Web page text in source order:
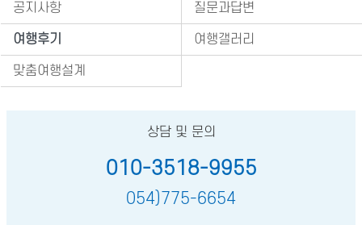
공지사항 질문과답변
여행후기 여행갤러리
맞춤여행설계
상담 및 문의
010-3518-9955
054)775-6654